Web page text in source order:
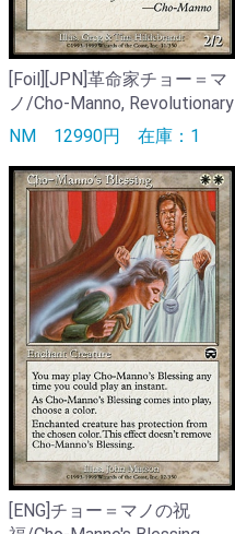
[Foil][JPN]革命家チョー＝マ
ノ/Cho-Manno, Revolutionary
NM 12990円 在庫：1
[ENG]チョー＝マノの祝